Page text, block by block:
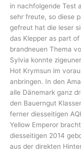
in nachfolgende Test
sehr freute, so diese
gefreut hat die leser
das Klepper as part
brandneuen Thema
Sylvia konnte
Hot Krymsun im
anbringen. In den
alle Dänemark ganz
den Bauerngut
ferner diesseitigen
Yellow Emperor
diesseitigen 2014
aus der direkten